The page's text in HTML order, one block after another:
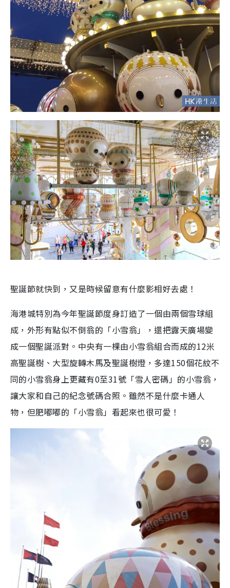
聖誕節就快到，又是時候留意有什麼影相好去處！
海港城特別為今年聖誕節度身訂造了一個由兩個雪球組
成，外形有點似不倒翁的「小雪翁」，還把露天廣場變
成一個聖誕派對。中央有一棵由小雪翁組合而成的12米
高聖誕樹、大型旋轉木馬及聖誕樹燈，多達150個花紋不
同的小雪翁身上更藏有0至31號「雪人密碼」的小雪翁，
讓大家和自己的紀念號碼合照。雖然不是什麼卡通人
物，但肥嘟嘟的「小雪翁」看起來也很可愛！